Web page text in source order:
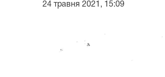
24 травня 2021, 15:09